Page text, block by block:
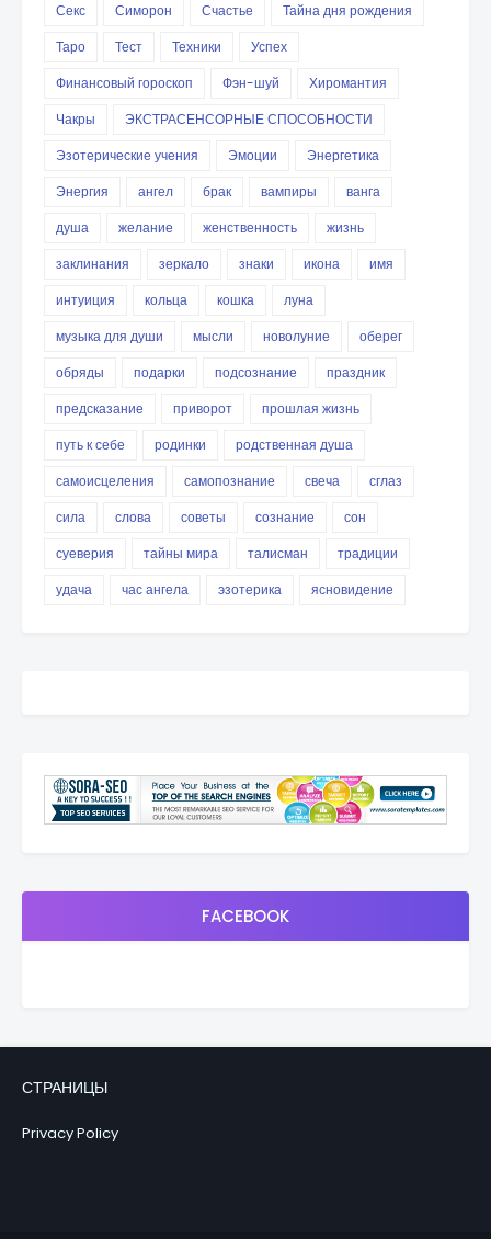
Секс
Симорон Счастье
Тайна дня рождения
Таро
Тест Техники
Успех
Финансовый гороскоп
Фэн-шуй
Хиромантия
Чакры
ЭКСТРАСЕНСОРНЫЕ СПОСОБНОСТИ
Эзотерические учения
Эмоции
Энергетика
Энергия
ангел брак вампиры
ванга
душа
желание женственность
жизнь
заклинания
зеркало знаки икона
имя
интуиция
кольца кошка
луна
музыка для души
мысли новолуние
оберег
обряды
подарки подсознание
праздник
предсказание
приворот
прошлая жизнь
путь к себе
родинки
родственная душа
самоисцеления
самопознание свеча
сглаз
сила
слова советы сознание
сон
суеверия
тайны мира талисман
традиции
удача
час ангела эзотерика ясновидение
FACEBOOK
СТРАНИЦЫ
Privacy Policy